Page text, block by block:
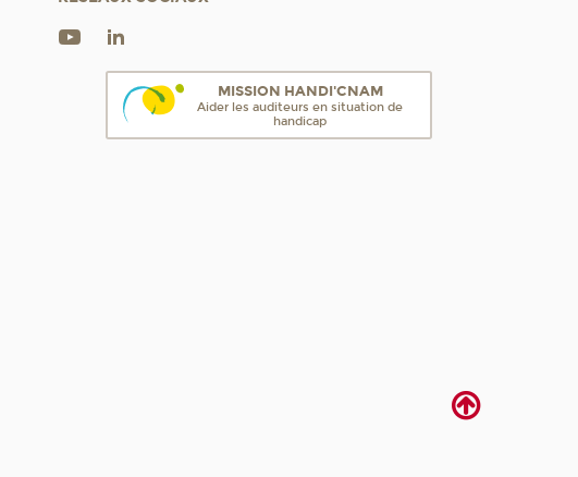
MISSION HANDI'CNAM
Aider les auditeurs en situation de
handicap